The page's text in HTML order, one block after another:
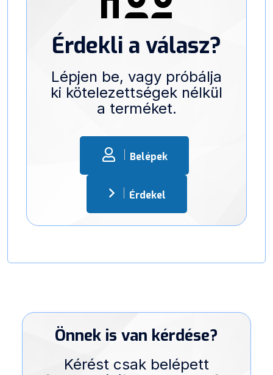
Érdekli a válasz?
Lépjen be, vagy próbálja
ki kötelezettségek nélkül
a terméket.
Belépek
Érdekel
Önnek is van kérdése?
Kérést csak belépett